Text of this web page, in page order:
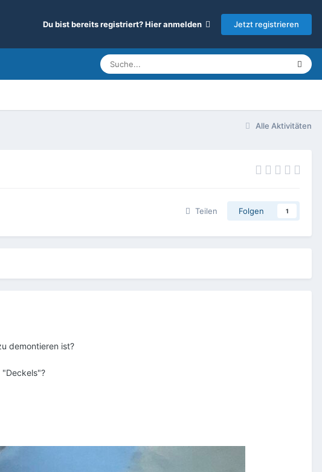
Du bist bereits registriert? Hier anmelden Jetzt registrieren
Alle Aktivitäten
Teilen Folgen 1
demontieren ist?
"Deckels"?